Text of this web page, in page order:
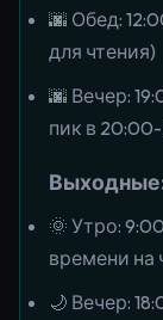
🌆 Обед:
для чтения)
🌆 Вечер:
пик в
🌞 Утро:
времени на
🌙 Вечер: